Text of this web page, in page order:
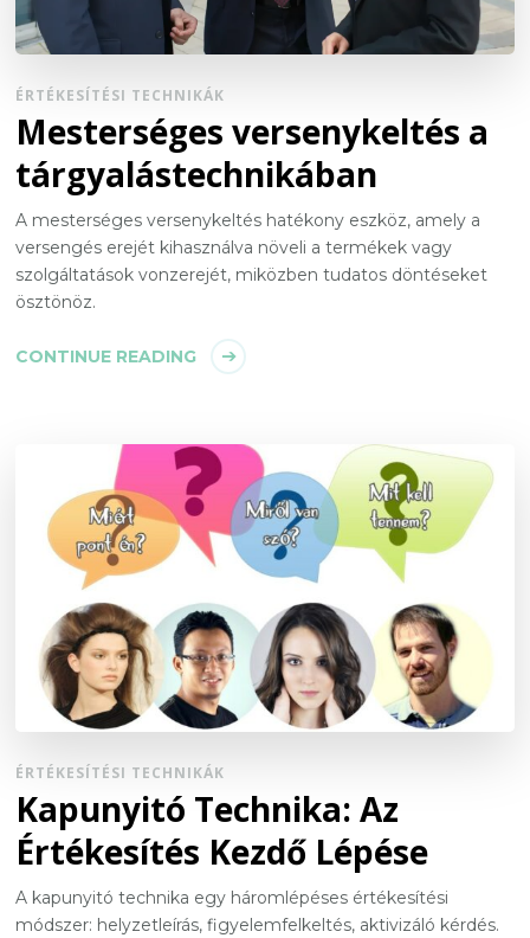
ÉRTÉKESÍTÉSI TECHNIKÁK
Mesterséges versenykeltés a
tárgyalástechnikában
A mesterséges versenykeltés hatékony eszköz, amely a
versengés erejét kihasználva növeli a termékek vagy
szolgáltatások vonzerejét, miközben tudatos döntéseket
ösztönöz.
CONTINUE READING
ÉRTÉKESÍTÉSI TECHNIKÁK
Kapunyitó Technika: Az
Értékesítés Kezdő Lépése
A kapunyitó technika egy háromlépéses értékesítési
módszer: helyzetleírás, figyelemfelkeltés, aktivizáló kérdés.